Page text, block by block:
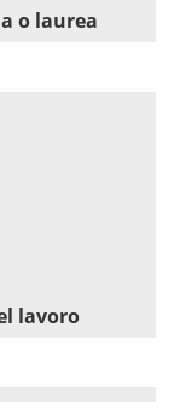
o laurea
lavoro